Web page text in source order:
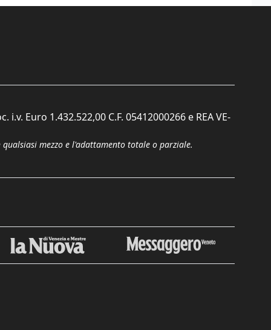
Euro 1.432.522,00 C.F. 05412000266 e REA VE-
mezzo e l'adattamento totale o parziale.